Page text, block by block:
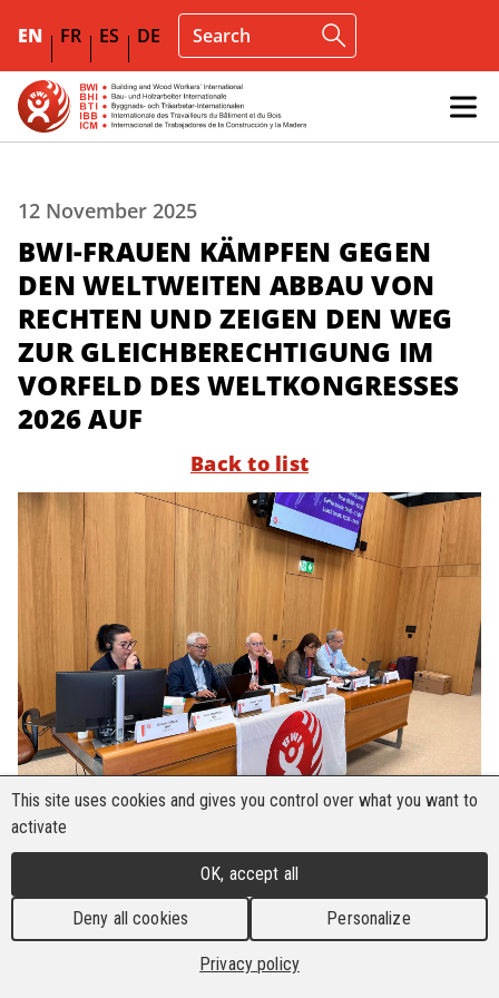
EN FR ES DE
12 November 2025
BWI-FRAUEN KÄMPFEN GEGEN
DEN WELTWEITEN ABBAU VON
RECHTEN UND ZEIGEN DEN WEG
ZUR GLEICHBERECHTIGUNG IM
VORFELD DES WELTKONGRESSES
2026 AUF
Back to list
Der Internationale Frauenausschuss der Bau-
und Holzarbeiter-Internationale (BWI) trat im
November 2025 zusammen, um über die
Fortschritte bei der Förderung der Gleichstellung
This site uses cookies and gives you control over what you want to
activate
OK, accept all
Deny all cookies Personalize
Privacy policy